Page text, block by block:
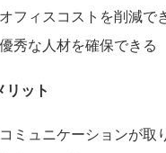
オフィスコストを削減で
優秀な人材を確保できる
リット
コミュニケーションが取